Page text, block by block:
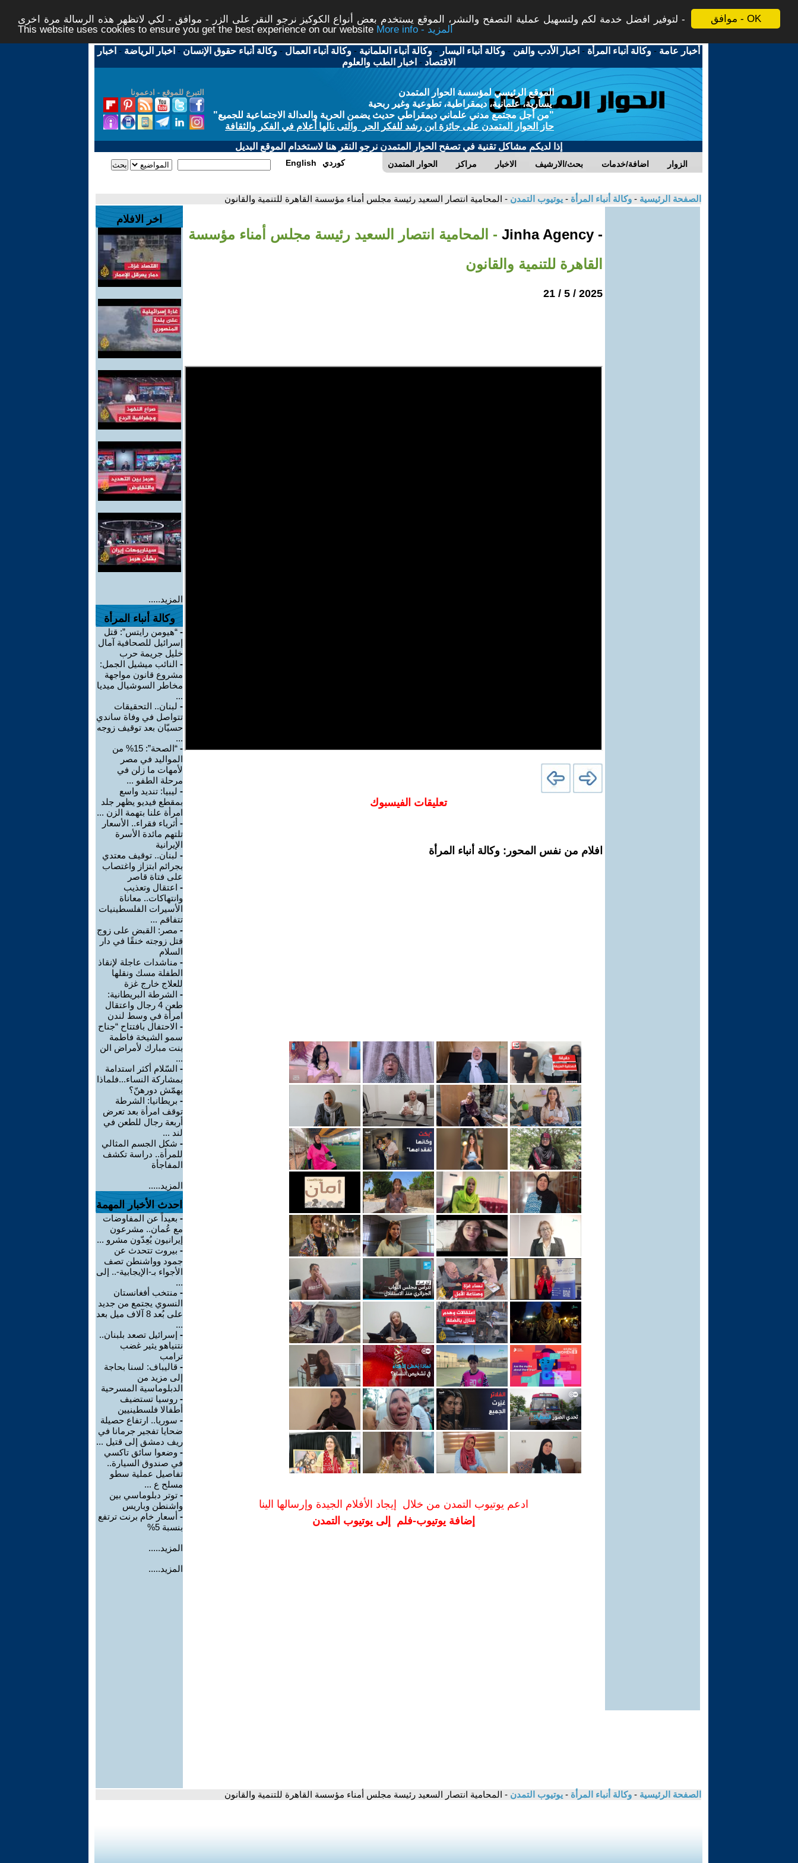
موافق - OK
لتوفير افضل خدمة لكم ولتسهيل عملية التصفح والنشر، الموقع يستخدم بعض أنواع الكوكيز نرجو النقر على الزر - موافق - لكي لاتظهر هذه الرسالة مرة اخرى -
This website uses cookies to ensure you get the best experience on our website
More info - المزيد
أخبار عامة -وكالة أنباء المرأة - اخبار الأدب والفن -وكالة أنباء اليسار -وكالة أنباء العلمانية -وكالة أنباء العمال -وكالة أنباء حقوق الإنسان - اخبار الرياضة - اخبار
الاقتصاد - اخبار الطب والعلوم
التبرع للموقع - ادعمونا
الموقع الرئيسي لمؤسسة الحوار المتمدن
يسارية، علمانية، ديمقراطية، تطوعية وغير ربحية
"من أجل مجتمع مدني علماني ديمقراطي حديث يضمن الحرية والعدالة الاجتماعية للجميع"
حاز الحوار المتمدن على جائزة ابن رشد للفكر الحر والتى نالها أعلام في الفكر والثقافة
إذا لديكم مشاكل تقنية في تصفح الحوار المتمدن نرجو النقر هنا لاستخدام الموقع البديل
الحوار المتمدن مراكز الاخبار بحث/الارشيف اضافة/خدمات الزوار English كوردي
الصفحة الرئيسية - وكالة أنباء المرأة - يوتيوب التمدن - المحامية انتصار السعيد رئيسة مجلس أمناء مؤسسة القاهرة للتنمية والقانون
- Jinha Agency
- المحامية انتصار السعيد رئيسة مجلس أمناء مؤسسة
القاهرة للتنمية والقانون
2025 / 5 / 21
تعليقات الفيسبوك
افلام من نفس المحور: وكالة أنباء المرأة
ادعم يوتيوب التمدن من خلال إيجاد الأفلام الجيدة وإرسالها الينا
إضافة يوتيوب-فلم إلى يوتيوب التمدن
اخر الافلام
المزيد.....
وكالة أنباء المرأة
- “هيومن رايتس”: قتل
إسرائيل للصحافية آمال
خليل جريمة حرب
- النائب ميشيل الجمل:
مشروع قانون مواجهة
مخاطر السوشيال ميديا
...
- لبنان.. التحقيقات
تتواصل في وفاة ساندي
حسيّان بعد توقيف زوجه
...
-
“الصحة”: 15% من
المواليد في مصر
لأمهات ما زلن في
مرحلة الطفو ...
- ليبيا: تنديد واسع
بمقطع فيديو يظهر جلد
امرأة علنا بتهمة الزن ...
- أثرياء فقراء.. الأسعار
تلتهم مائدة الأسرة
الإيرانية
- لبنان.. توقيف معتدي
بجرائم ابتزاز واغتصاب
على فتاة قاصر
- اعتقال وتعذيب
وانتهاكات.. معاناة
الأسيرات الفلسطينيات
تتفاقم ...
- مصر: القبض على زوج
قتل زوجته خنقًا في دار
السلام
- مناشدات عاجلة لإنقاذ
الطفلة مسك ونقلها
للعلاج خارج غزة
- الشرطة البريطانية:
طعن 4 رجال واعتقال
امرأة في وسط لندن
- الاحتفال بافتتاح “جناح
سمو الشيخة فاطمة
بنت مبارك لأمراض الن
...
- السّلام أكثر استدامة
بمشاركة النساء...فلماذا
يهمّش دورهنّ؟
- بريطانيا: الشرطة
توقف امرأة بعد تعرض
أربعة رجال للطعن في
لند ...
- شكل الجسم المثالي
للمرأة.. دراسة تكشف
المفاجأة
المزيد.....
احدث الأخبار المهمة
- بعيداً عن المفاوضات
مع عُمان.. مشرعون
إيرانيون يُعِدّون مشرو ...
- بيروت تتحدث عن
جمود وواشنطن تصف
الأجواء بـ-الإيجابية-.. إلى
...
- منتخب أفغانستان
النسوي يجتمع من جديد
على بُعد 8 آلاف ميل بعد
...
- إسرائيل تصعد بلبنان..
نتنياهو يثير غضب
ترامب
- قاليباف: لسنا بحاجة
إلى مزيد من
الدبلوماسية المسرحية
- روسيا تستضيف
أطفالا فلسطينيين
- سوريا.. ارتفاع حصيلة
ضحايا تفجير جرمانا في
ريف دمشق إلى قتيل ...
- وضعوا سائق تاكسي
في صندوق السيارة..
تفاصيل عملية سطو
مسلح ع ...
- توتر دبلوماسي بين
واشنطن وباريس
- أسعار خام برنت ترتفع
بنسبة 5%
المزيد.....
المزيد.....
الصفحة الرئيسية - وكالة أنباء المرأة - يوتيوب التمدن - المحامية انتصار السعيد رئيسة مجلس أمناء مؤسسة القاهرة للتنمية والقانون